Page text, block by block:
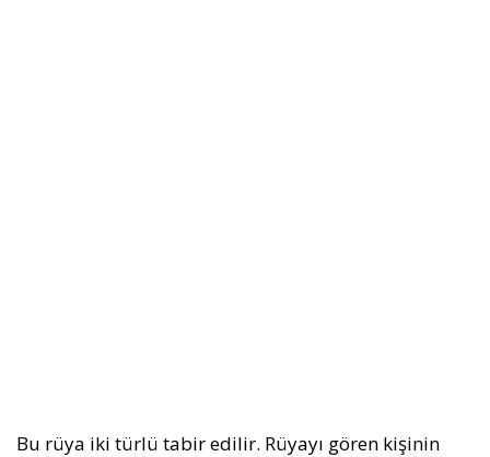
Bu rüya iki türlü tabir edilir. Rüyayı gören kişinin